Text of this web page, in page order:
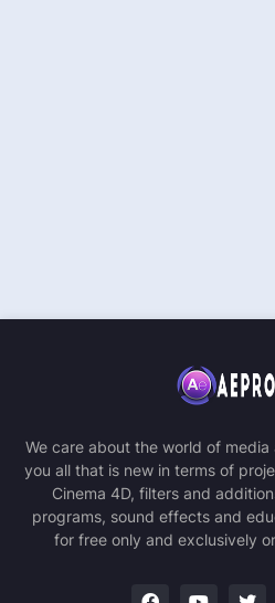
We care about the world of
you all that is new in terms of
Cinema 4D, filters and
programs, sound effects and
for free only and exclusively